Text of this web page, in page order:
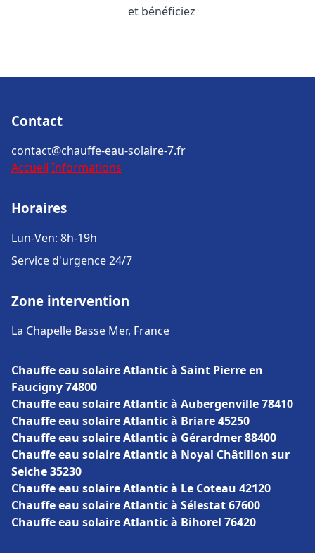
et bénéficiez
Contact
contact@chauffe-eau-solaire-7.fr
Accueil Informations
Horaires
Lun-Ven: 8h-19h
Service d'urgence 24/7
Zone intervention
La Chapelle Basse Mer, France
Chauffe eau solaire Atlantic à Saint Pierre en
Faucigny 74800
Chauffe eau solaire Atlantic à Aubergenville 78410
Chauffe eau solaire Atlantic à Briare 45250
Chauffe eau solaire Atlantic à Gérardmer 88400
Chauffe eau solaire Atlantic à Noyal Châtillon sur
Seiche 35230
Chauffe eau solaire Atlantic à Le Coteau 42120
Chauffe eau solaire Atlantic à Sélestat 67600
Chauffe eau solaire Atlantic à Bihorel 76420